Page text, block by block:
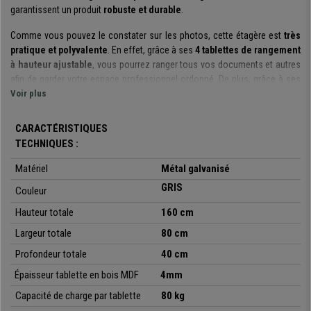
garantissent un produit robuste et durable.
Comme vous pouvez le constater sur les photos, cette étagère est très
pratique et polyvalente. En effet, grâce à ses 4 tablettes de rangement
à hauteur ajustable, vous pourrez ranger tous vos documents et autres
afin de garder votre espace professionnel ordonné. De plus, grâce à ses
mesures compactes
Un des points forts de cette étagère, c’est qu’
nécessaire à son assemblage
d'enclenchement, le
montage est très simple et rapide
minutes, vous pourrez profiter de votre étagère et la placer dans l’espace
de votre choix !
Les quatre tablettes, d'une taille de 80x40cm, sont fabriquées
MDFde 4 mm d'épaisseur. Leur
capacité de charge individuelle est de
80 kg pour une capacité totale de 320 kg
antidérapants: vous pourrez donc la positionner facilement, et ce sans
craindre de rayer vos sols.
Voir plus
CARACTÉRISTIQUES
TECHNIQUES :
Matériel
Métal galvanisé
Couleur
GRIS
Hauteur totale
160 cm
Largeur totale
80 cm
Profondeur totale
40 cm
Épaisseur tablette en bois MDF
4mm
Capacité de charge par tablette
80 kg